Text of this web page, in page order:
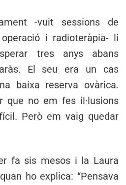
-vuit sessions de
i radioteràpia- li
tres anys abans
El seu era un cas
baixa reserva ovàrica.
que no em fes il·lusions
Però em vaig quedar
fa sis mesos i la Laura
ho explica: “Pensava